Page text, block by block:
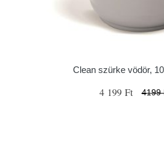
Clean szürke vödör,
4 199 Ft 4199